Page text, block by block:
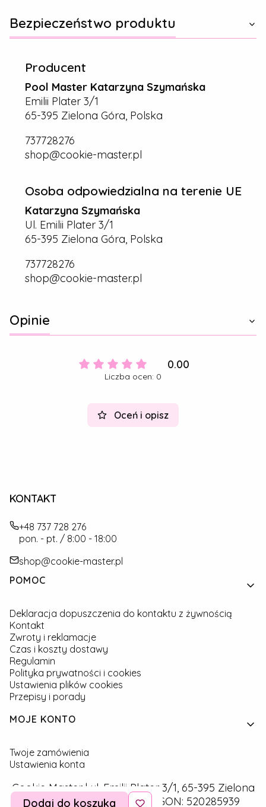
Bezpieczeństwo produktu
Producent
Pool Master Katarzyna Szymańska
Emilii Plater 3/1
65-395 Zielona Góra, Polska
737728276
shop@cookie-master.pl
Osoba odpowiedzialna na terenie UE
Katarzyna Szymańska
Ul. Emilii Plater 3/1
65-395 Zielona Góra, Polska
737728276
shop@cookie-master.pl
Opinie
0.00
Liczba ocen: 0
Oceń i opisz
KONTAKT
+48 737 728 276
pon. - pt. / 8:00 - 18:00
shop@cookie-master.pl
Linki w stopce
POMOC
Deklaracja dopuszczenia do kontaktu z żywnością
Kontakt
Zwroty i reklamacje
Czas i koszty dostawy
Regulamin
Polityka prywatności i cookies
Ustawienia plików cookies
Przepisy i porady
MOJE KONTO
Twoje zamówienia
Ustawienia konta
Cookie Master | ul. Emilii Plater 3/1, 65-395 Zielona
Góra | NIP: 9291757160 | REGON: 520285939
Dodaj do koszyka